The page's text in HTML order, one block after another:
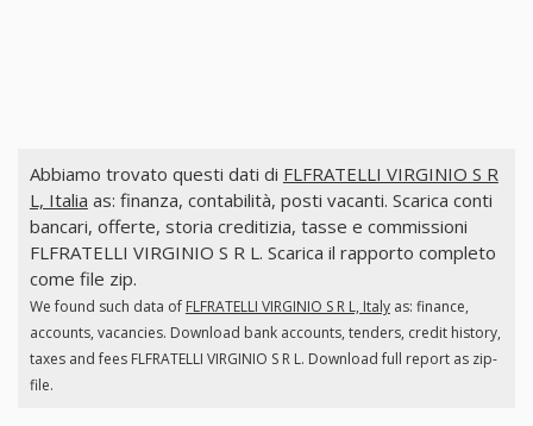
Abbiamo trovato questi dati di FLFRATELLI VIRGINIO S R
L, Italia as: finanza, contabilità, posti vacanti. Scarica conti
bancari, offerte, storia creditizia, tasse e commissioni
FLFRATELLI VIRGINIO S R L. Scarica il rapporto completo
come file zip.
We found such data of FLFRATELLI VIRGINIO S R L, Italyas: finance,
accounts, vacancies. Download bank accounts, tenders, credit history,
taxes and fees FLFRATELLI VIRGINIO S R L. Download full report as zip-
file.